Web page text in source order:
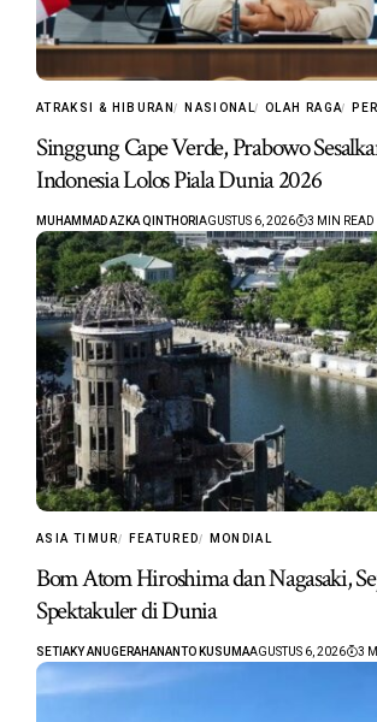
ATRAKSI & HIBURAN NASIONAL OLAH RAGA
Singgung Cape Verde, Prabowo
Indonesia Lolos Piala Dunia 2026
MUHAMMAD AZKA QINTHORI AGUSTUS 6, 2026 3 MIN READ
ASIA TIMUR FEATURED MONDIAL
Bom Atom Hiroshima dan Nagasaki,
Spektakuler di Dunia
SETIAKY ANUGERAHANANTO KUSUMAAGUSTUS 6, 2026 3